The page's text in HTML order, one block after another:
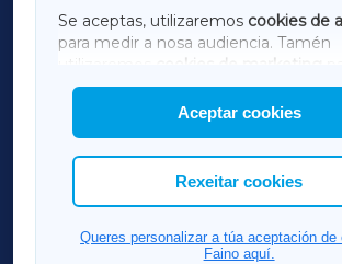
Se aceptas, utilizaremos cookies de
para medir a nosa audiencia. Tamén
utilizaremos
cookies de marketing
mostrar publicidade de terceiros.
Así mesmo, podes personalizar a
cookies que desexas permitir.
Aceptar cookies
Rexeitar cookies
Queres personalizar a túa aceptación de
Faino aquí.
AMARIÑAXA
RIBEIRASACRAXA
ACORUÑAXA
FERROLXA